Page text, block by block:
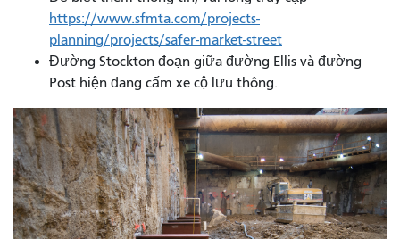
https://www.sfmta.com/projects-
planning/projects/safer-market-street
Đường Stockton đoạn giữa đường Ellis và đường
Post hiện đang cấm xe cộ lưu thông.